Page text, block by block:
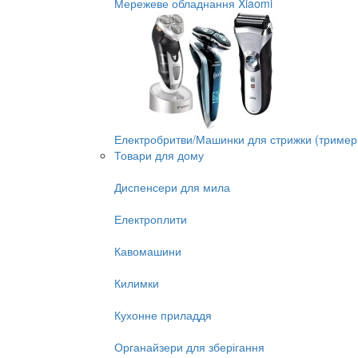
Мережеве обладнання Xiaomi
Електробритви/Машинки для стрижки
Товари для дому
Диспенсери для мила
Електроплити
Кавомашини
Килимки
Кухонне приладдя
Органайзери для зберігання